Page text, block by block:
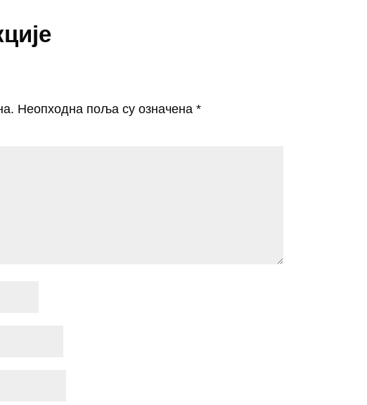
Неопходна поља су означена*